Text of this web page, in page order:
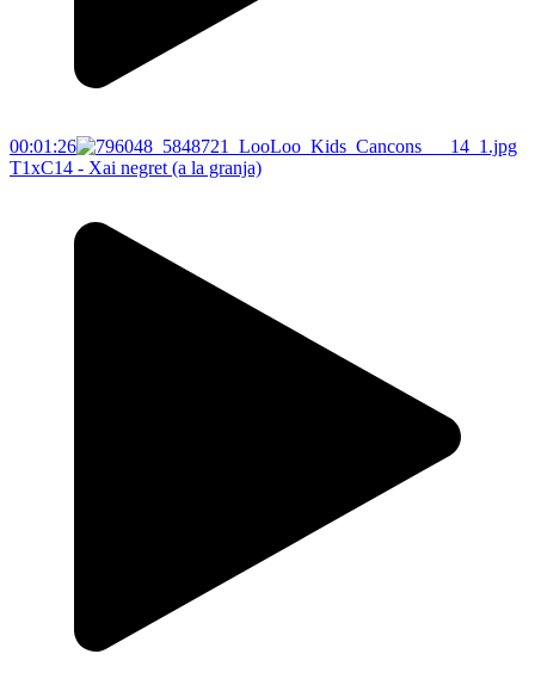
00:01:26
T1xC14 - Xai negret (a la granja)